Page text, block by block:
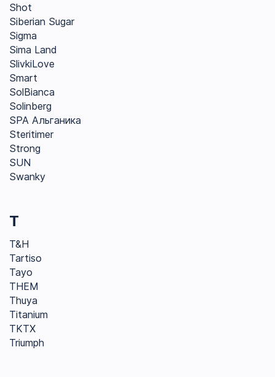
Shot
Siberian Sugar
Sigma
Sima Land
SlivkiLove
Smart
SolBianca
Solinberg
SPA Альганика
Steritimer
Strong
SUN
Swanky
T
T&H
Tartiso
Tayo
THEM
Thuya
Titanium
TKTX
Triumph